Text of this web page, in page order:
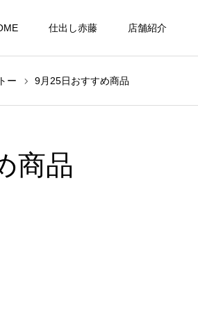
仕出し赤藤 店舗紹介
ー 9月25日おすすめ商品
商品